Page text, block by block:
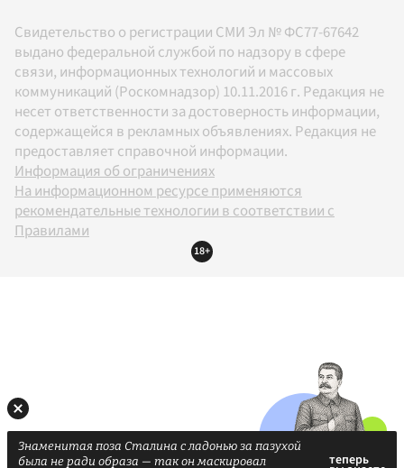
Свидетельство о регистрации СМИ Эл № ФС77-67642
выдано федеральной службой по надзору в сфере
связи, информационных технологий и массовых
коммуникаций (Роскомнадзор) 10.11.2016 г. Редакция не
несет ответственности за достоверность информации,
содержащейся в рекламных объявлениях. Редакция не
предоставляет справочной информации.
Информация об ограничениях
На информационном ресурсе применяются
рекомендательные технологии в соответствии с
Правилами
18+
Знаменитая поза Сталина с ладонью за пазухой
была не ради образа — так он маскировал